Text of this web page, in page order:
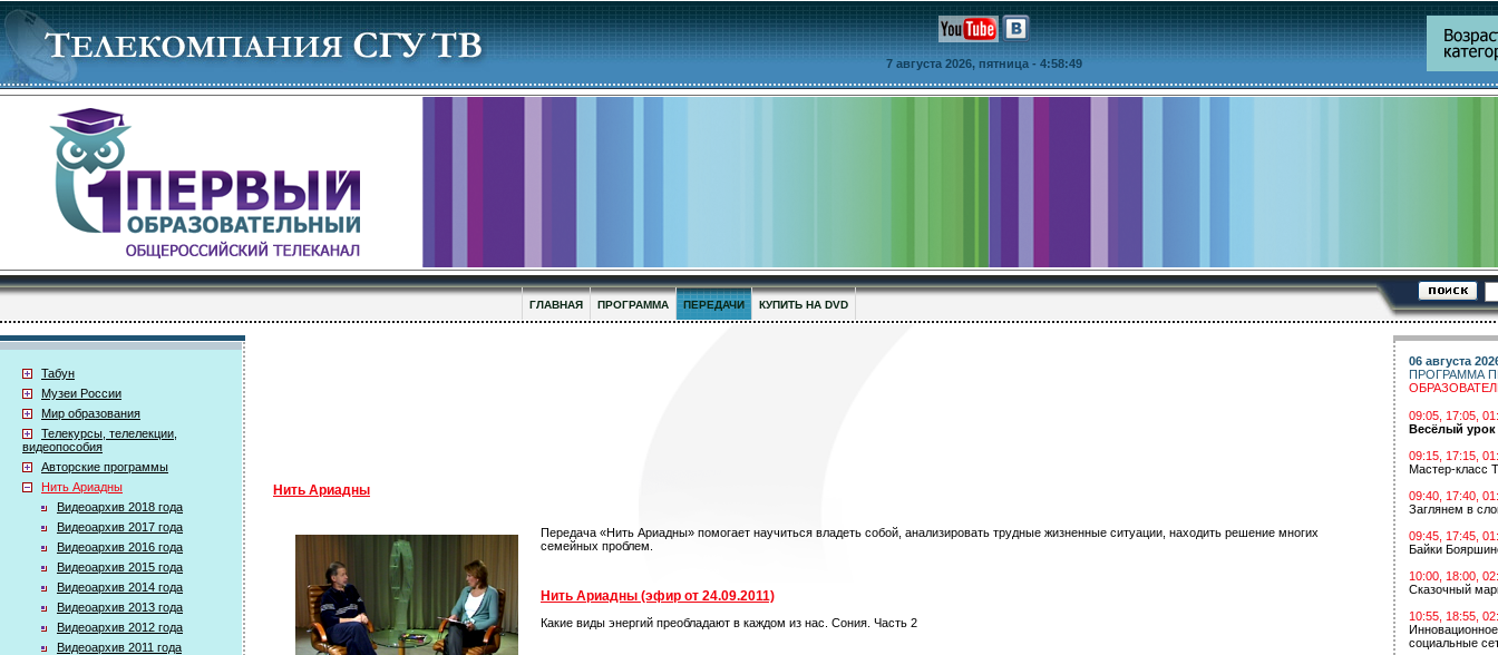
7 августа 2026, пятница - 4:58:49
ГЛАВНАЯ ПРОГРАММА ПЕРЕДАЧИ КУПИТЬ НА DVD
Табун
Музеи России
Мир образования
Телекурсы, телелекции,
видеопособия
Авторские программы
Нить Ариадны
Видеоархив 2018 года
Видеоархив 2017 года
Видеоархив 2016 года
Видеоархив 2015 года
Видеоархив 2014 года
Видеоархив 2013 года
Видеоархив 2012 года
Видеоархив 2011 года
Нить Ариадны
Передача «Нить Ариадны» помогает научиться владеть собой, анализировать трудные жизненные ситуации, находить решение многих
семейных проблем.
Нить Ариадны (эфир от 24.09.2011)
Какие виды энергий преобладают в каждом из нас. Сония. Часть 2
06 августа
ПРОГРАММА
09:05, 17:05,
Весёлый урок
09:15, 17:15,
Мастер-класс
09:40, 17:40,
Заглянем в
09:45, 17:45,
Байки
10:00, 18:00,
Сказочный
10:55, 18:55,
социальные